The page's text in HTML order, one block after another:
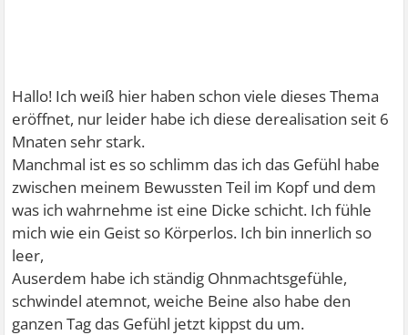
Hallo! Ich weiß hier haben schon viele dieses Thema
eröffnet, nur leider habe ich diese derealisation seit 6
Mnaten sehr stark.
Manchmal ist es so schlimm das ich das Gefühl habe
zwischen meinem Bewussten Teil im Kopf und dem
was ich wahrnehme ist eine Dicke schicht. Ich fühle
mich wie ein Geist so Körperlos. Ich bin innerlich so
leer,
Auserdem habe ich ständig Ohnmachtsgefühle,
schwindel atemnot, weiche Beine also habe den
ganzen Tag das Gefühl jetzt kippst du um.